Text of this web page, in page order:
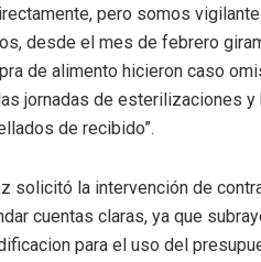
pero somos
desde el mes de febrero
de alimento hicieron caso
jornadas de esterilizaciones y
de recibido”.
solicitó la intervención de
cuentas claras, ya que
para el uso del